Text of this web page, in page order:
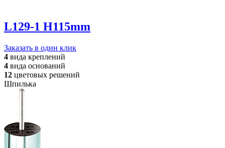
L129-1 H115mm
Заказать в один клик
4 вида креплений
4 вида оснований
12 цветовых решений
Шпилька